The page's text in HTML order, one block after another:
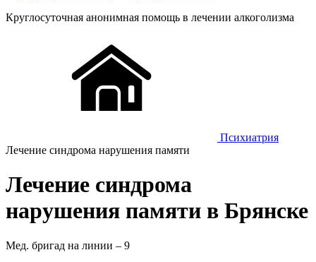
Круглосуточная анонимная помощь в лечении алкоголизма
Психиатрия
Лечение синдрома нарушения памяти
Лечение синдрома
нарушения памяти в Брянске
Мед. бригад на линии – 9